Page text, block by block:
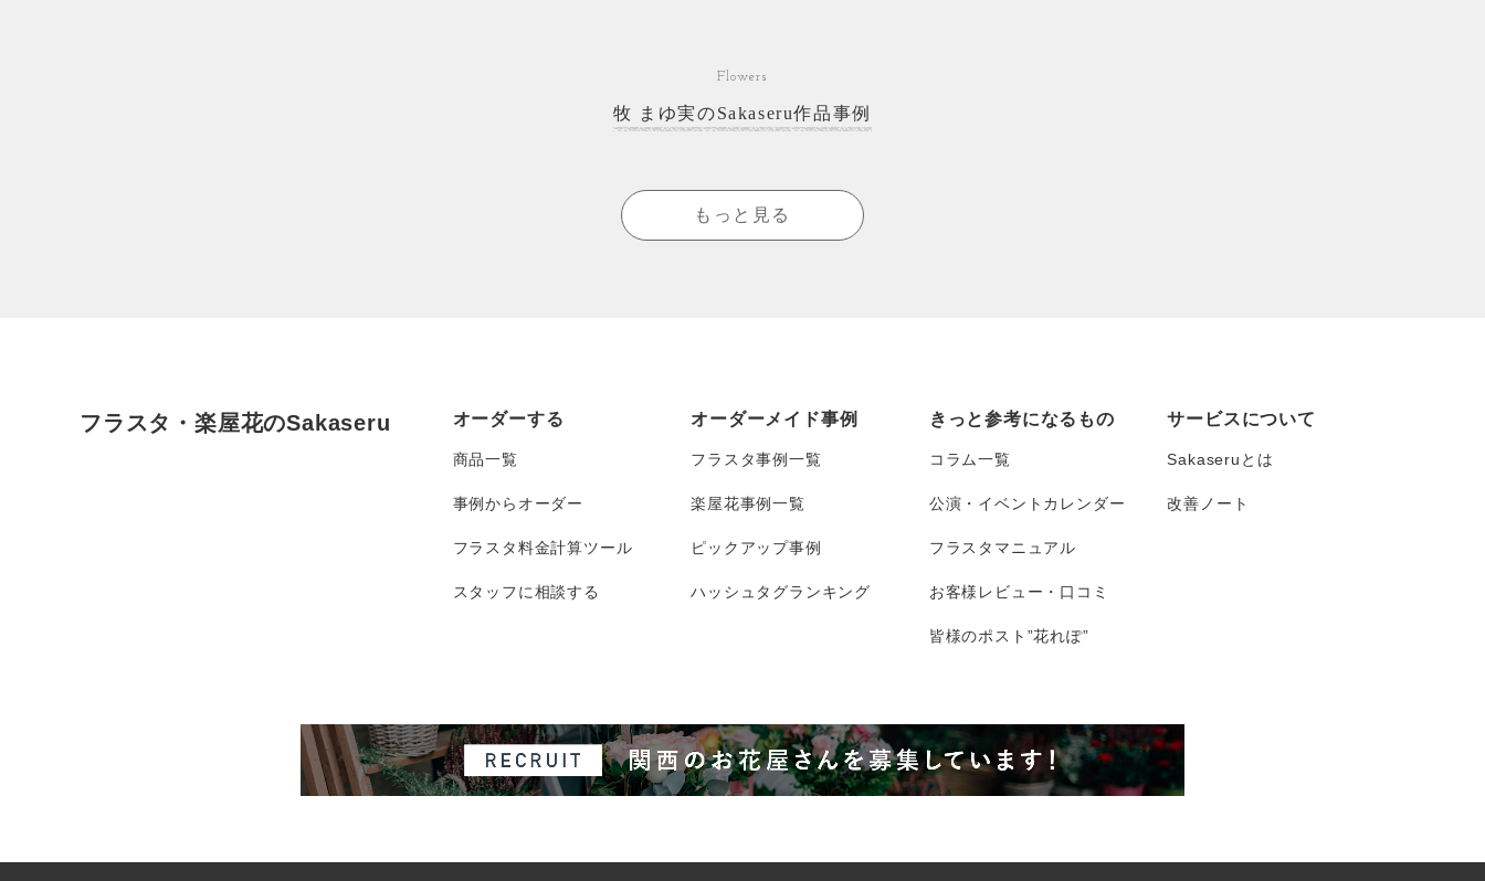
Flowers
牧 まゆ実のSakaseru作品事例
もっと見る
フラスタ・楽屋花のSakaseru オーダーする
商品一覧
事例からオーダー
フラスタ料金計算ツール
スタッフに相談する
オーダーメイド事例
フラスタ事例一覧
楽屋花事例一覧
ピックアップ事例
ハッシュタグランキング
きっと参考になるもの
コラム一覧
公演・イベントカレンダー
フラスタマニュアル
お客様レビュー・口コミ
皆様のポスト”花れぽ”
サービスについて
Sakaseruとは
改善ノート